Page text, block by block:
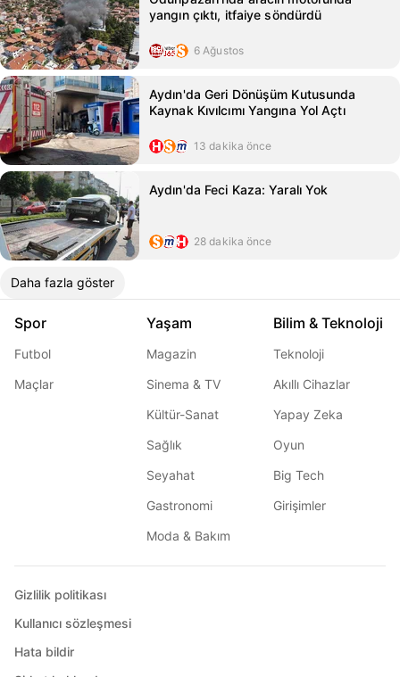
yangın çıktı, itfaiye söndürdü
6 Ağustos
Aydın'da Geri Dönüşüm Kutusunda
Kaynak Kıvılcımı Yangına Yol Açtı
13 dakika önce
Aydın'da Feci Kaza: Yaralı Yok
28 dakika önce
Daha fazla göster
Spor
Futbol
Maçlar
Yaşam
Magazin
Sinema & TV
Kültür-Sanat
Sağlık
Seyahat
Gastronomi
Moda & Bakım
Bilim & Teknoloji
Teknoloji
Akıllı Cihazlar
Yapay Zeka
Oyun
Big Tech
Girişimler
Gizlilik politikası
Kullanıcı sözleşmesi
Hata bildir